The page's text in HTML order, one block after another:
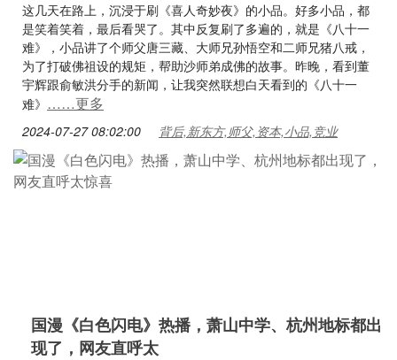
这几天在路上，沉浸于刷《喜人奇妙夜》的小品。好多小品，都
是笑着笑着，最后看哭了。其中反复刷了多遍的，就是《八十一
难》，小品讲了个师父唐三藏、大师兄孙悟空和二师兄猪八戒，
为了打破佛祖设的规矩，帮助沙师弟成佛的故事。昨晚，看到董
宇辉跟俞敏洪分手的新闻，让我突然联想白天看到的《八十一
难》 ……更多
2024-07-27 08:02:00 背后,新东方,师父,资本,小品,竞业
国漫《白色闪电》热播，萧山中学、杭州地标都出
现了，网友直呼太